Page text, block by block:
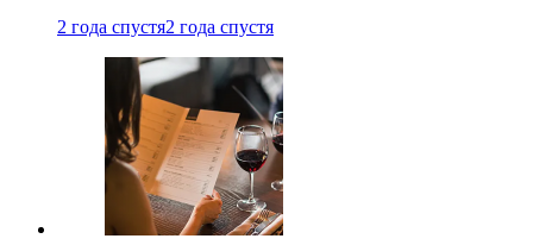
2 года спустя2 года спустя